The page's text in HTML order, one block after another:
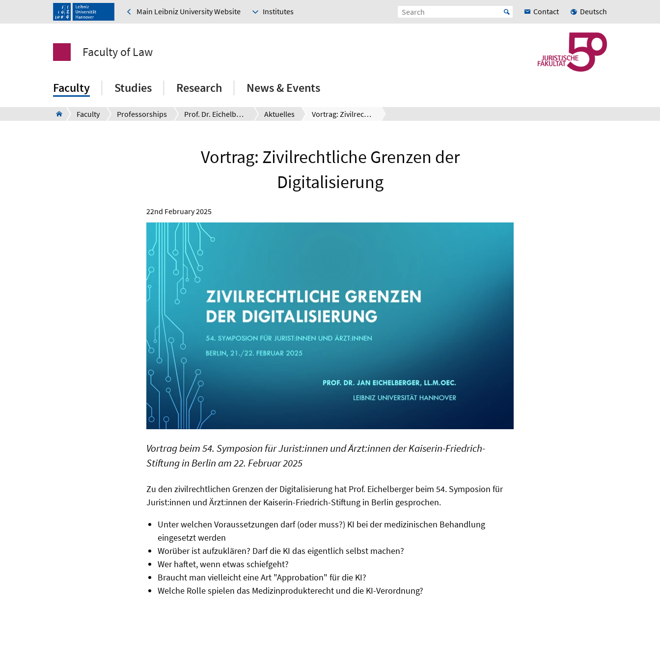
Main Leibniz University Website Institutes Contact Deutsch
Faculty of Law
Faculty Studies Research News & Events
Faculty Professorships Prof. Dr. Eichelberger Aktuelles Vortrag: Zivilrechtliche Grenzen der Digitalisierung
Vortrag: Zivilrechtliche Grenzen der
Digitalisierung
22nd February 2025
Vortrag beim 54. Symposion für Jurist:innen und Ärzt:innen der Kaiserin-Friedrich-
Stiftung in Berlin am 22. Februar 2025
Zu den zivilrechtlichen Grenzen der Digitalisierung hat Prof. Eichelberger beim 54. Symposion für
Jurist:innen und Ärzt:innen der Kaiserin-Friedrich-Stiftung in Berlin gesprochen.
Unter welchen Voraussetzungen darf (oder muss?) KI bei der medizinischen Behandlung
eingesetzt werden
Worüber ist aufzuklären? Darf die KI das eigentlich selbst machen?
Wer haftet, wenn etwas schiefgeht?
Braucht man vielleicht eine Art "Approbation" für die KI?
Welche Rolle spielen das Medizinprodukterecht und die KI-Verordnung?